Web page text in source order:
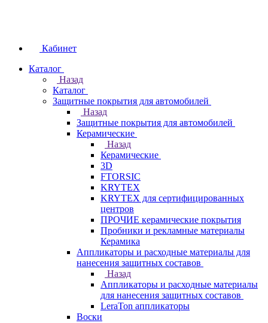
Кабинет
Каталог
Назад
Каталог
Защитные покрытия для автомобилей
Назад
Защитные покрытия для автомобилей
Керамические
Назад
Керамические
3D
FTORSIC
KRYTEX
KRYTEX для сертифицированных
центров
ПРОЧИЕ керамические покрытия
Пробники и рекламные материалы
Керамика
Аппликаторы и расходные материалы для
нанесения защитных составов
Назад
Аппликаторы и расходные материалы
для нанесения защитных составов
LeraTon аппликаторы
Воски